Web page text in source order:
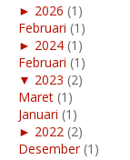
► 2026 (1)
Februari (1)
► 2024 (1)
Februari (1)
▼ 2023 (2)
Maret (1)
Januari (1)
► 2022 (2)
Desember (1)